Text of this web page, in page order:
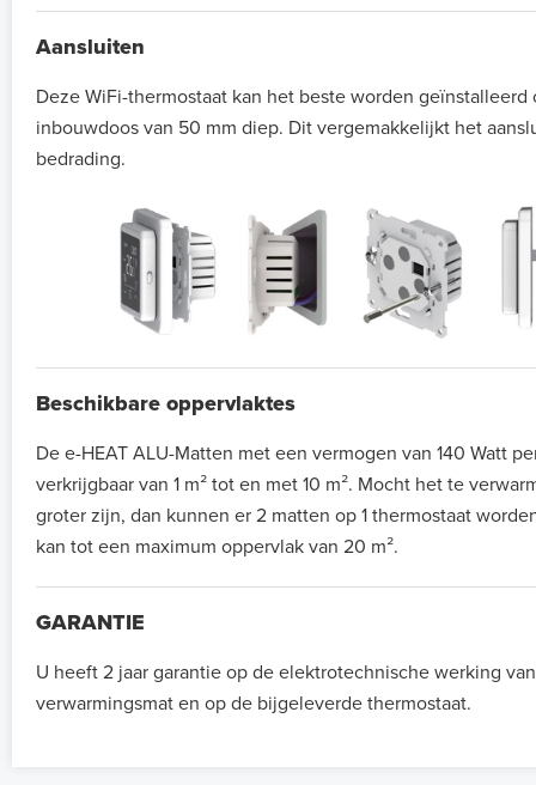
Aansluiten
Deze WiFi-thermostaat kan het beste worden geïnstalleerd
inbouwdoos van 50 mm diep. Dit vergemakkelijkt het
bedrading.
Beschikbare oppervlaktes
De e-HEAT ALU-Matten met een vermogen van 140 Watt
verkrijgbaar van 1 m² tot en met 10 m². Mocht het te
groter zijn, dan kunnen er 2 matten op 1 thermostaat
kan tot een maximum oppervlak van 20 m².
GARANTIE
U heeft 2 jaar garantie op de elektrotechnische werking
verwarmingsmat en op de bijgeleverde thermostaat.